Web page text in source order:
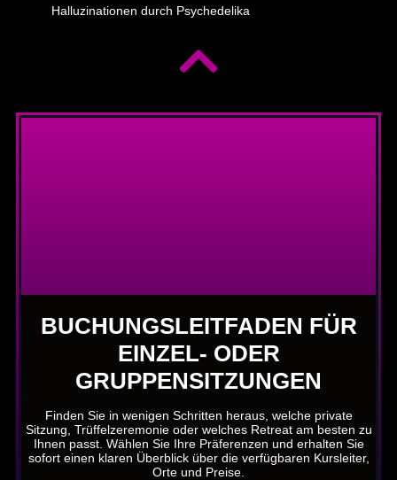
Halluzinationen durch Psychedelika
BUCHUNGSLEITFADEN FÜR
EINZEL- ODER
GRUPPENSITZUNGEN
Finden Sie in wenigen Schritten heraus, welche private
Sitzung, Trüffelzeremonie oder welches Retreat am besten zu
Ihnen passt. Wählen Sie Ihre Präferenzen und erhalten Sie
sofort einen klaren Überblick über die verfügbaren Kursleiter,
Orte und Preise.